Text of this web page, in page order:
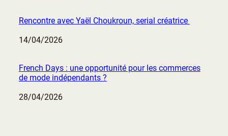
Rencontre avec Yaël Choukroun, serial créatrice
Date
14/04/2026
French Days : une opportunité pour les commerces
de mode indépendants ?
Date
28/04/2026